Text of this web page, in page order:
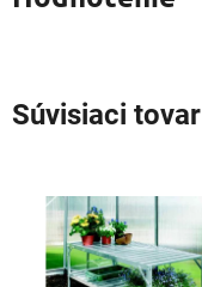
Súvisiaci tovar